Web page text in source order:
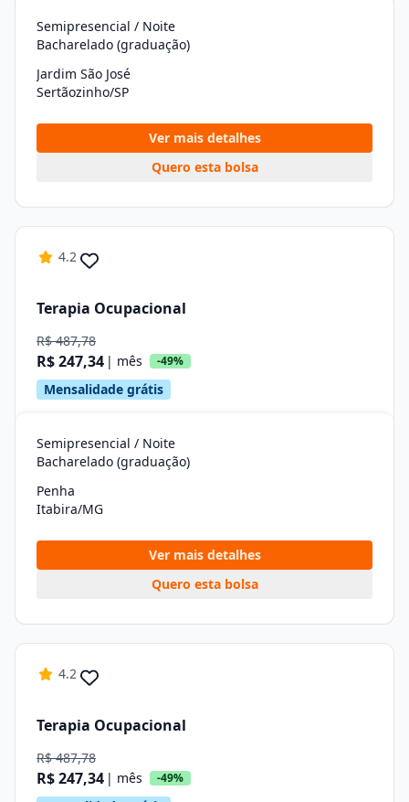
Semipresencial / Noite
Bacharelado (graduação)
Jardim São José
Sertãozinho/SP
Ver mais detalhes
Quero esta bolsa
4.2
Terapia Ocupacional
R$ 487,78
R$ 247,34 | mês -49%
Mensalidade grátis
Semipresencial / Noite
Bacharelado (graduação)
Penha
Itabira/MG
Ver mais detalhes
Quero esta bolsa
4.2
Terapia Ocupacional
R$ 487,78
R$ 247,34 | mês -49%